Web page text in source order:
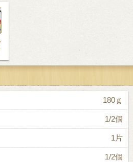
180ｇ
1/2個
1片
1/2個